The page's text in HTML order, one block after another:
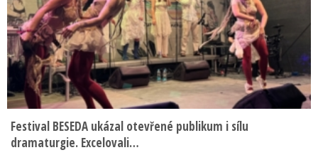
Festival BESEDA ukázal otevřené publikum i sílu
dramaturgie. Excelovali…